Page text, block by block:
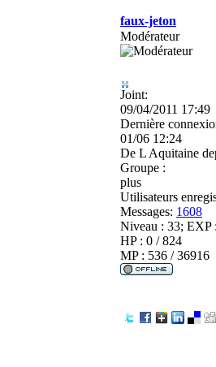
faux-jeton
Modérateur
Joint:
09/04/2011 17:49
Dernière
01/06 12:24
De L Aquitaine
Groupe :
plus
Utilisateurs
Messages: 1608
Niveau : 33; EXP
HP : 0 / 824
MP : 536 / 36916